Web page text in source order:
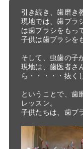
引き続き、歯磨き
現地では、歯ブラ
は歯ブラシをもっ
子供は歯ブラシを
そして、虫歯の子
現地は、歯医者さ
ら・・・・・抜く
ということで、歯
レッスン。
子供たちは、歯ブ